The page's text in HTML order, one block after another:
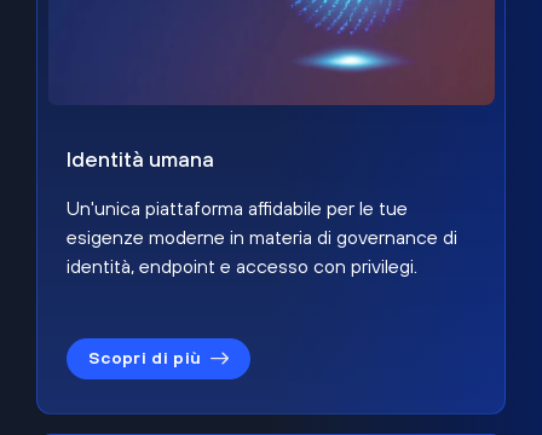
Identità umana
Un'unica piattaforma affidabile per le tue
esigenze moderne in materia di governance di
identità, endpoint e accesso con privilegi.
Scopri di più